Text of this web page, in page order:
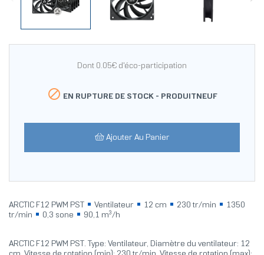
Dont 0.05€ d'éco-participation
 EN RUPTURE DE STOCK - PRODUITNEUF
Ajouter Au Panier
ARCTIC F12 PWM PST Ventilateur 12 cm 230 tr/min
1350
tr/min
0,3 sone 90,1 m³/h
ARCTIC F12 PWM PST. Type: Ventilateur, Diamètre du ventilateur: 12